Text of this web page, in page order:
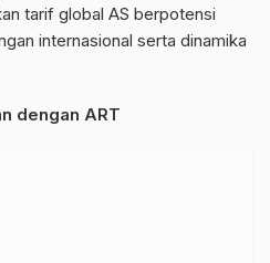
tarif global AS berpotensi
internasional serta dinamika
dengan ART